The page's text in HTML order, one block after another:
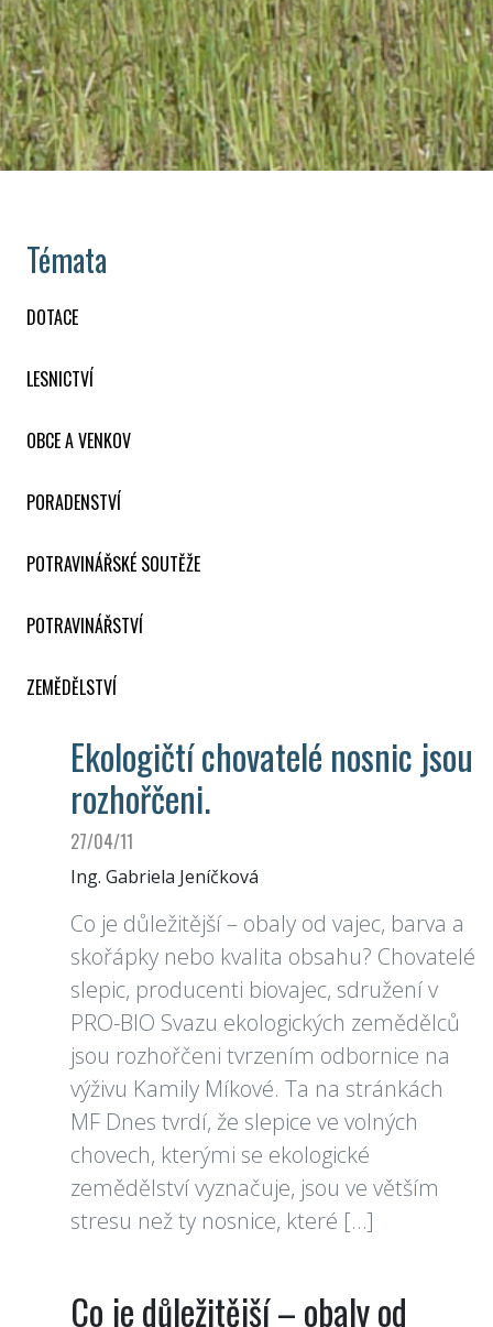
Témata
DOTACE
LESNICTVÍ
OBCE A VENKOV
PORADENSTVÍ
POTRAVINÁŘSKÉ SOUTĚŽE
POTRAVINÁŘSTVÍ
ZEMĚDĚLSTVÍ
Ekologičtí chovatelé nosnic jsou
rozhořčeni.
27/04/11
Ing. Gabriela Jeníčková
Co je důležitější – obaly od vajec, barva a
skořápky nebo kvalita obsahu? Chovatelé
slepic, producenti biovajec, sdružení v
PRO-BIO Svazu ekologických zemědělců
jsou rozhořčeni tvrzením odbornice na
výživu Kamily Míkové. Ta na stránkách
MF Dnes tvrdí, že slepice ve volných
chovech, kterými se ekologické
zemědělství vyznačuje, jsou ve větším
stresu než ty nosnice, které […]
Co je důležitější – obaly od